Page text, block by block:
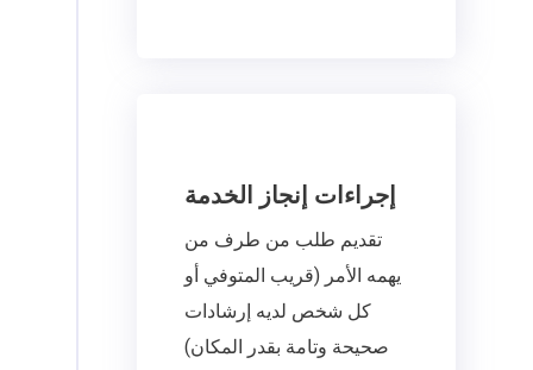
إجراءات إنجاز الخدمة
تقديم طلب من طرف من
يهمه الأمر (قريب المتوفي أو
كل شخص لديه إرشادات
صحيحة وتامة بقدر المكان)